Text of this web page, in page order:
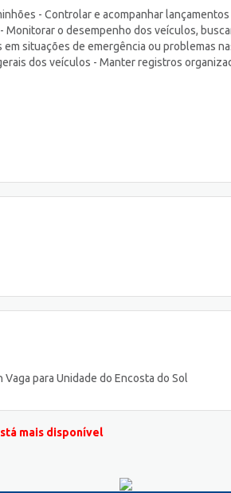
- Controlar e acompanhar
o desempenho dos veículos,
situações de emergência ou problemas
dos veículos - Manter registros
para Unidade do Encosta do Sol
mais disponível